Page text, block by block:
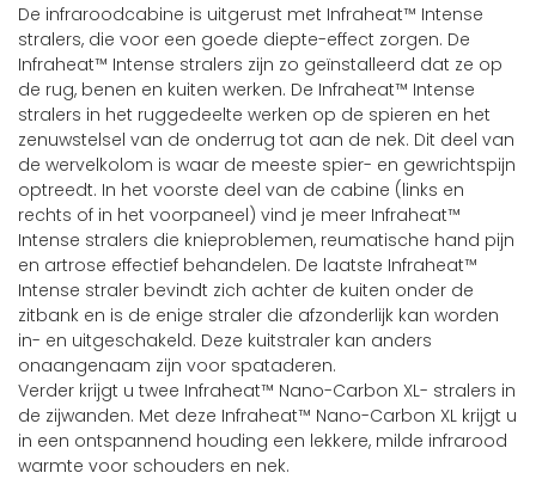
De infraroodcabine is uitgerust met Infraheat™ Intense
stralers, die voor een goede diepte-effect zorgen. De
Infraheat™ Intense stralers zijn zo geïnstalleerd dat ze op
de rug, benen en kuiten werken. De Infraheat™ Intense
stralers in het ruggedeelte werken op de spieren en het
zenuwstelsel van de onderrug tot aan de nek. Dit deel van
de wervelkolom is waar de meeste spier- en gewrichtspijn
optreedt. In het voorste deel van de cabine (links en
rechts of in het voorpaneel) vind je meer Infraheat™
Intense stralers die knieproblemen, reumatische hand pijn
en artrose effectief behandelen. De laatste Infraheat™
Intense straler bevindt zich achter de kuiten onder de
zitbank en is de enige straler die afzonderlijk kan worden
in- en uitgeschakeld. Deze kuitstraler kan anders
onaangenaam zijn voor spataderen.
Verder krijgt u twee Infraheat™ Nano-Carbon XL- stralers in
de zijwanden. Met deze Infraheat™ Nano-Carbon XL krijgt u
in een ontspannend houding een lekkere, milde infrarood
warmte voor schouders en nek.